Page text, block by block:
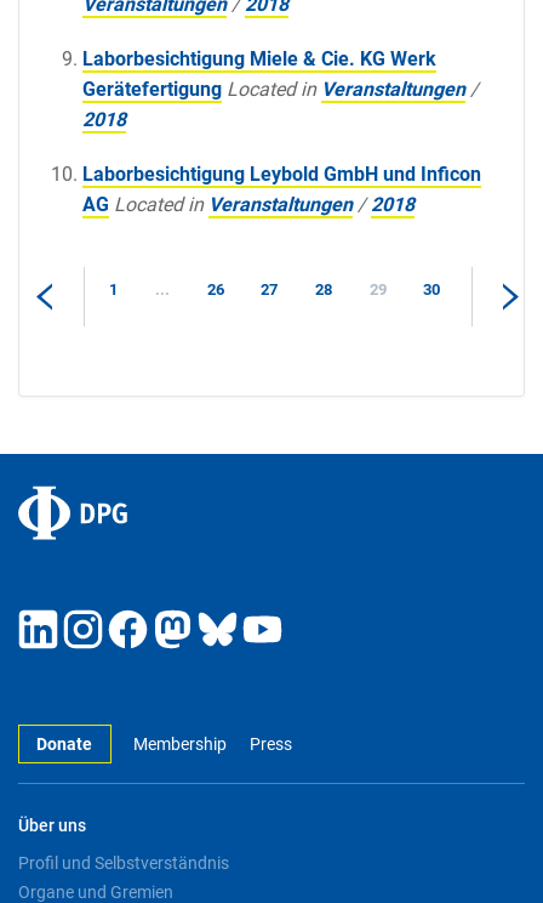
Laborbesichtigung Miele & Cie. KG Werk
Gerätefertigung Located in Veranstaltungen /
2018
Laborbesichtigung Leybold GmbH und Inficon
AG Located in Veranstaltungen /2018
1 ... 26 27 28 29 30
Donate Membership Press
Über uns
Profil und Selbstverständnis
Organe und Gremien